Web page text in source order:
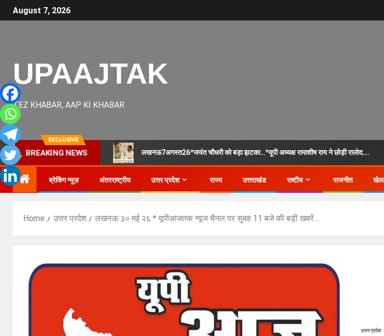
August 7, 2026
UPAAJTAK
TEZ KHABAR, AAP KI KHABAR
EXCLUSIVE
BREAKING NEWS लखनऊ7अगस्त26*जयंत चौधरी को बड़ा झटका…*यूपी अध्यक्ष रामाशीष राय ने छोड़ी रालोद….
ब्रेकिंग न्यूज़ अंतरराष्ट्रीय उत्तर प्रदेश राज्य उत्तराखंड राष्टीय राजनीत खेल
Home उत्तर प्रदेश लखनऊ ३० मई २६ * यूपीआजतक न्यूज चैनल पर सुबह 11 बजे की बड़ी खबरें….
उत्तर प्रदेश